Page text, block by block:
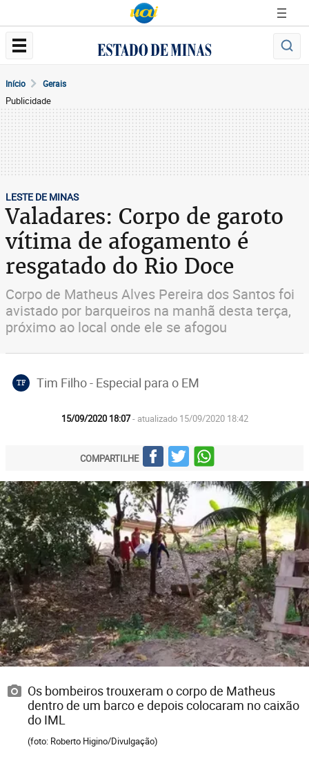
Início Gerais
Publicidade
LESTE DE MINAS
Valadares: Corpo de garoto
vítima de afogamento é
resgatado do Rio Doce
Corpo de Matheus Alves Pereira dos Santos foi
avistado por barqueiros na manhã desta terça,
próximo ao local onde ele se afogou
TF Tim Filho - Especial para o EM
15/09/2020 18:07- atualizado 15/09/2020 18:42
COMPARTILHE
Os bombeiros trouxeram o corpo de Matheus
dentro de um barco e depois colocaram no caixão
do IML
(foto: Roberto Higino/Divulgação)